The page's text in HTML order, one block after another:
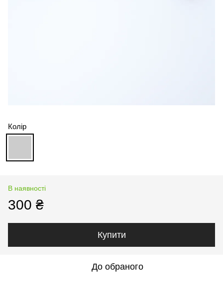
Колір
В наявності
300 ₴
Купити
До обраного